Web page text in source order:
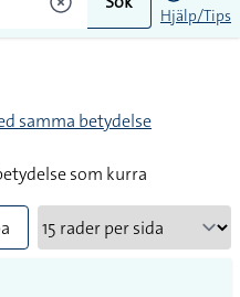
Hjälp/Tips
samma betydelse
som kurra